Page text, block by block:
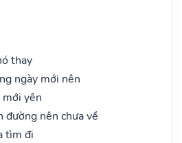
thay
ngày mới nên
mới yên
đường nên chưa về
tìm đi